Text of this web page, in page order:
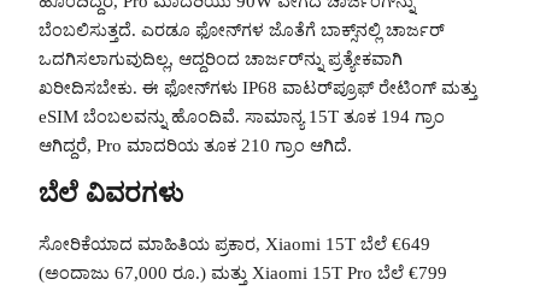
ಬೆಂಬಲಿಸುತ್ತದೆ. ಎರಡೂ ಫೋನ್‌ಗಳ ಜೊತೆಗೆ ಬಾಕ್ಸ್‌ನಲ್ಲಿ ಚಾರ್ಜರ್
ಒದಗಿಸಲಾಗುವುದಿಲ್ಲ, ಆದ್ದರಿಂದ ಚಾರ್ಜರ್‌ನ್ನು ಪ್ರತ್ಯೇಕವಾಗಿ
ಖರೀದಿಸಬೇಕು. ಈ ಫೋನ್‌ಗಳು IP68 ವಾಟರ್‌ಪ್ರೂಫ್ ರೇಟಿಂಗ್ ಮತ್ತು
eSIM ಬೆಂಬಲವನ್ನು ಹೊಂದಿವೆ. ಸಾಮಾನ್ಯ 15T ತೂಕ 194 ಗ್ರಾಂ
ಆಗಿದ್ದರೆ, Pro ಮಾದರಿಯ ತೂಕ 210 ಗ್ರಾಂ ಆಗಿದೆ.
ಬೆಲೆ ವಿವರಗಳು
ಸೋರಿಕೆಯಾದ ಮಾಹಿತಿಯ ಪ್ರಕಾರ, Xiaomi 15T ಬೆಲೆ €649
(ಅಂದಾಜು 67,000 ರೂ.) ಮತ್ತು Xiaomi 15T Pro ಬೆಲೆ €799